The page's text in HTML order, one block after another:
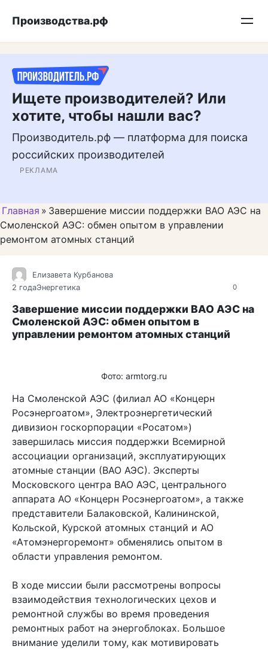
Подписывайтесь на нас в MAX
Производства.рф
Ищете производителей? Или
хотите, чтобы нашли вас?
Производитель.рф — платформа для поиска
российских производителей
РЕКЛАМА
Главная » Завершение миссии поддержки ВАО АЭС на
Смоленской АЭС: обмен опытом в управлении
ремонтом атомных станций
0
Елизавета Курбанова
2 годаЭнергетика
Завершение миссии поддержки ВАО АЭС на
Смоленской АЭС: обмен опытом в
управлении ремонтом атомных станций
Фото: armtorg.ru
На Смоленской АЭС (филиал АО «Концерн
Росэнергоатом», Электроэнергетический
дивизион госкорпорации «Росатом»)
завершилась миссия поддержки Всемирной
ассоциации организаций, эксплуатирующих
атомные станции (ВАО АЭС). Эксперты
Московского центра ВАО АЭС, центрального
аппарата АО «Концерн Росэнергоатом», а также
представители Балаковской, Калининской,
Кольской, Курской атомных станций и АО
«Атомэнергоремонт» обменялись опытом в
области управления ремонтом.
В ходе миссии были рассмотрены вопросы
взаимодействия технологических цехов и
ремонтной службы во время проведения
ремонтных работ на энергоблоках. Большое
внимание уделили тому, как мотивировать